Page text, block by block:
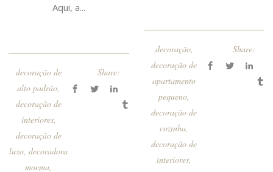
Aqui, a...
decoração de
alto padrão
decoração de
interiores,
decoração de
luxo ,decoradora
moema
Share:
decoração,
decoração de
apartamento
pequeno,
decoração de
cozinha,
decoração de
interiores,
Share: